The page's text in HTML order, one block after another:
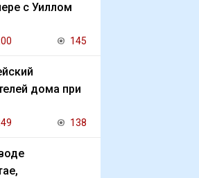
с Уиллом
145
дома при
138